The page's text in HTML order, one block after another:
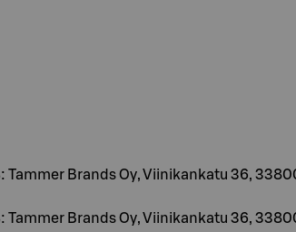
Brands Oy, Viinikankatu 36,
Brands Oy, Viinikankatu 36,